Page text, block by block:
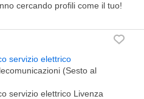
cercando profili come il tuo!
servizio elettrico
(Sesto al
servizio elettrico Livenza